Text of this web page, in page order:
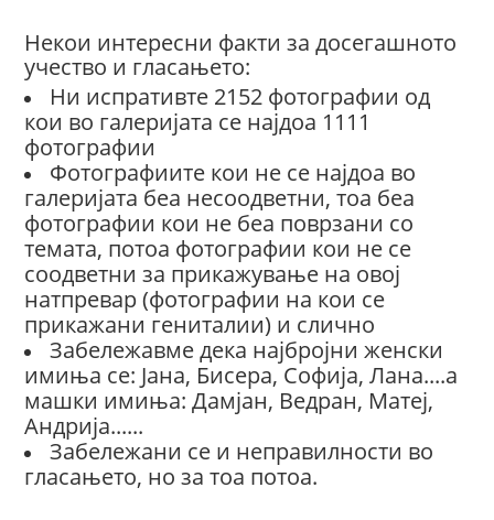
Некои интересни факти за досегашното
учество и гласањето:
Ни испративте 2152 фотографии од
кои во галеријата се најдоа 1111
фотографии
Фотографиите кои не се најдоа во
галеријата беа несоодветни, тоа беа
фотографии кои не беа поврзани со
темата, потоа фотографии кои не се
соодветни за прикажување на овој
натпревар (фотографии на кои се
прикажани гениталии) и слично
Забележавме дека најбројни женски
имиња се: Јана, Бисера, Софија, Лана....а
машки имиња: Дамјан, Ведран, Матеј,
Андрија......
Забележани се и неправилности во
гласањето, но за тоа потоа.